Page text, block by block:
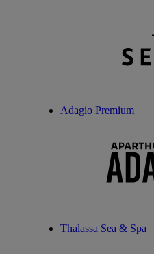
Adagio Premium
Thalassa Sea & Spa